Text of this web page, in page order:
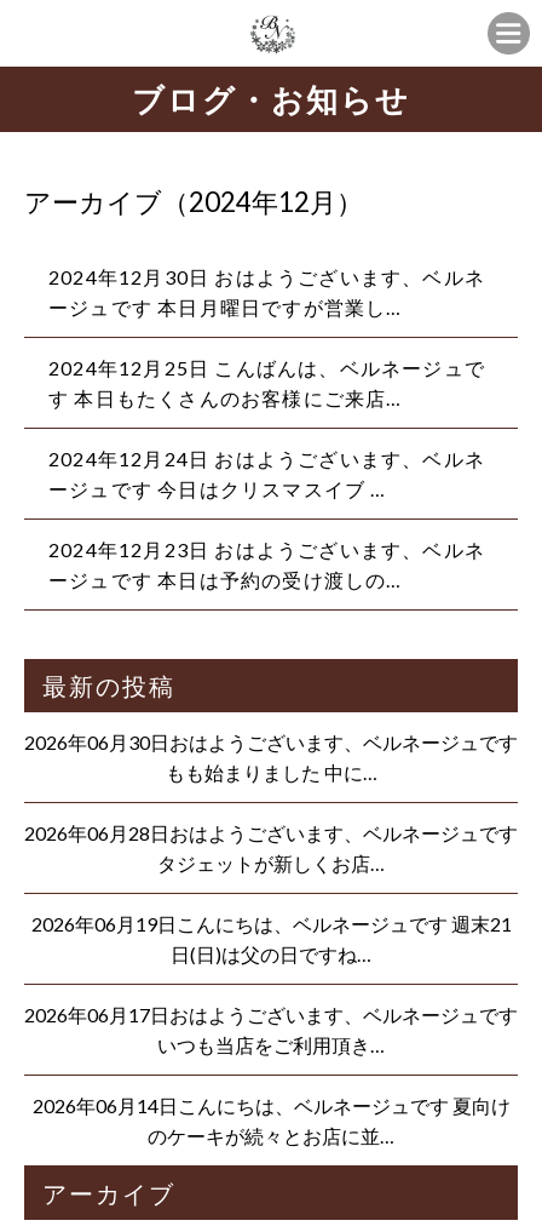
ブログ・お知らせ
アーカイブ（2024年12月）
2024年12月30日 おはようございます、ベルネ
ージュです 本日月曜日ですが営業し…
2024年12月25日 こんばんは、ベルネージュで
す 本日もたくさんのお客様にご来店…
2024年12月24日 おはようございます、ベルネ
ージュです 今日はクリスマスイブ …
2024年12月23日 おはようございます、ベルネ
ージュです 本日は予約の受け渡しの…
最新の投稿
2026年06月30日おはようございます、ベルネージュです
もも始まりました 中に…
2026年06月28日おはようございます、ベルネージュです
タジェットが新しくお店…
2026年06月19日こんにちは、ベルネージュです 週末21
日(日)は父の日ですね…
2026年06月17日おはようございます、ベルネージュです
いつも当店をご利用頂き…
2026年06月14日こんにちは、ベルネージュです 夏向け
のケーキが続々とお店に並…
アーカイブ